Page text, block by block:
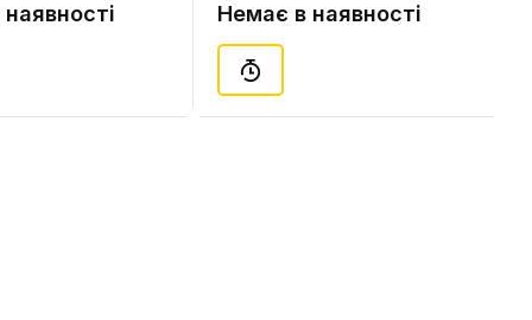
Немає в наявності